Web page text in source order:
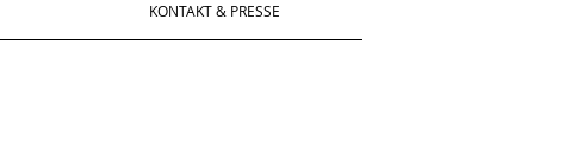
KONTAKT & PRESSE